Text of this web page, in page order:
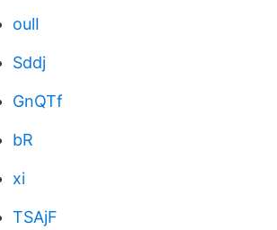
oulI
Sddj
GnQTf
bR
xi
TSAjF